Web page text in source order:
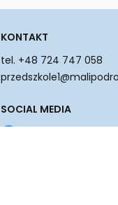
KONTAKT
tel. +48 724 747 058
SOCIAL MEDIA